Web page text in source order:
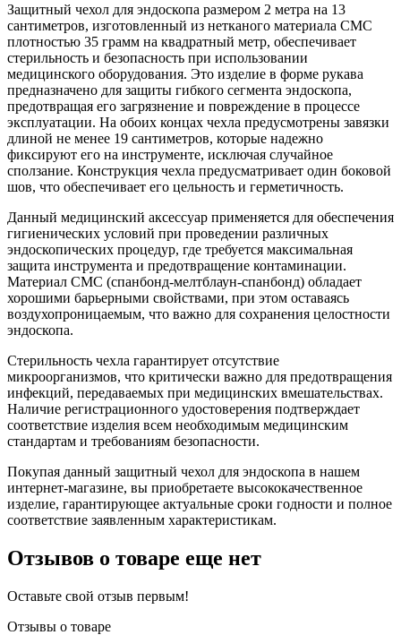
Защитный чехол для эндоскопа размером 2 метра на 13
сантиметров, изготовленный из нетканого материала СМС
плотностью 35 грамм на квадратный метр, обеспечивает
стерильность и безопасность при использовании
медицинского оборудования. Это изделие в форме рукава
предназначено для защиты гибкого сегмента эндоскопа,
предотвращая его загрязнение и повреждение в процессе
эксплуатации. На обоих концах чехла предусмотрены завязки
длиной не менее 19 сантиметров, которые надежно
фиксируют его на инструменте, исключая случайное
сползание. Конструкция чехла предусматривает один боковой
шов, что обеспечивает его цельность и герметичность.
Данный медицинский аксессуар применяется для обеспечения
гигиенических условий при проведении различных
эндоскопических процедур, где требуется максимальная
защита инструмента и предотвращение контаминации.
Материал СМС (спанбонд-мелтблаун-спанбонд) обладает
хорошими барьерными свойствами, при этом оставаясь
воздухопроницаемым, что важно для сохранения целостности
эндоскопа.
Стерильность чехла гарантирует отсутствие
микроорганизмов, что критически важно для предотвращения
инфекций, передаваемых при медицинских вмешательствах.
Наличие регистрационного удостоверения подтверждает
соответствие изделия всем необходимым медицинским
стандартам и требованиям безопасности.
Покупая данный защитный чехол для эндоскопа в нашем
интернет-магазине, вы приобретаете высококачественное
изделие, гарантирующее актуальные сроки годности и полное
соответствие заявленным характеристикам.
Отзывов о товаре еще нет
Оставьте свой отзыв первым!
Отзывы о товаре